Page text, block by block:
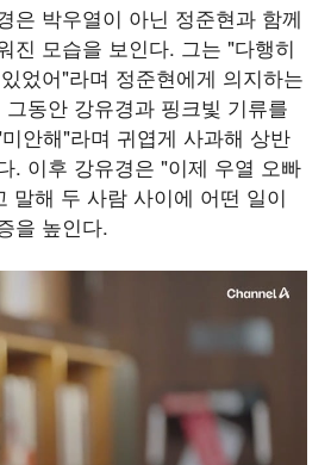
은 박우열이 아닌 정준현과 함께
진 모습을 보인다. 그는 "다행히
었어"라며 정준현에게 의지하는
동안 강유경과 핑크빛 기류를
안해"라며 귀엽게 사과해 상반
. 이후 강유경은 "이제 우열 오빠
말해 두 사람 사이에 어떤 일이
을 높인다.